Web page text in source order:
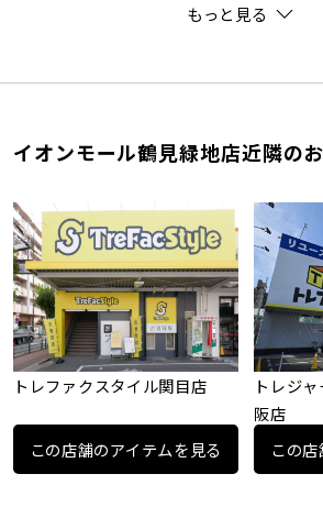
もっと見る
イオンモール鶴見緑地店近隣の
トレファクスタイル関目店
この店舗のアイテムを見る
トレジ
阪店
この